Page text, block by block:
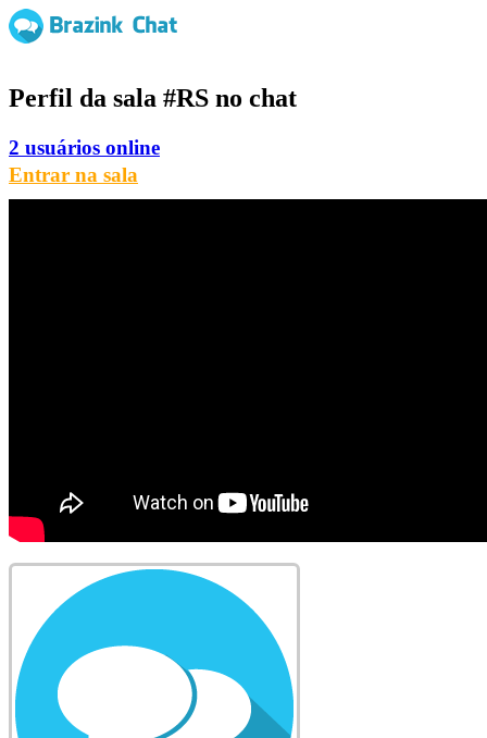
Perfil da sala #RS no chat
2 usuários online
Entrar na sala